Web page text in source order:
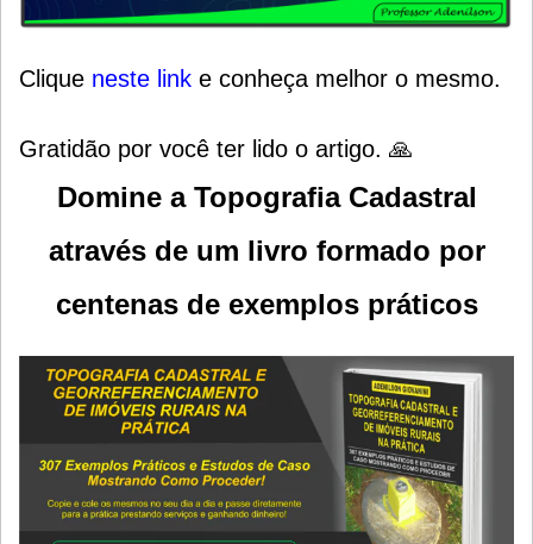
Clique neste link e conheça melhor o mesmo.
Gratidão por você ter lido o artigo. 🙏
Domine a Topografia Cadastral
através de um livro formado por
centenas de exemplos práticos